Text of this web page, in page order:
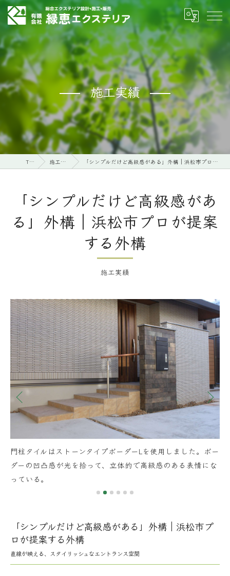
施工実績
TOP 施工実績 「シンプルだけど高級感がある」外構｜浜松市プロが提案する外構
施工実績
「シンプルだけど高級感があ
る」外構｜浜松市プロが提案
する外構
門柱タイルはストーンタイプボーダーLを使用しました。ボー
ダーの凹凸感が光を拾って、立体的で高級感のある表情にな
っている。
「シンプルだけど高級感がある」外構｜浜松市プ
ロが提案する外構
直線が映える、スタイリッシュなエントランス空間